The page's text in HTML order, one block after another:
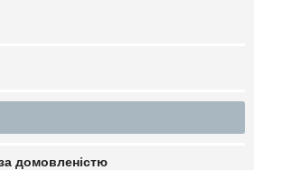
домовленістю